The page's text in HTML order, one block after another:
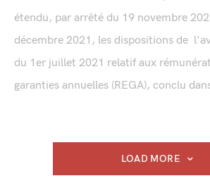
étendu, par arrêté du 19 novembre
décembre 2021, les dispositions de
du 1er juillet 2021 relatif aux
garanties annuelles (REGA), conclu
LOAD MORE